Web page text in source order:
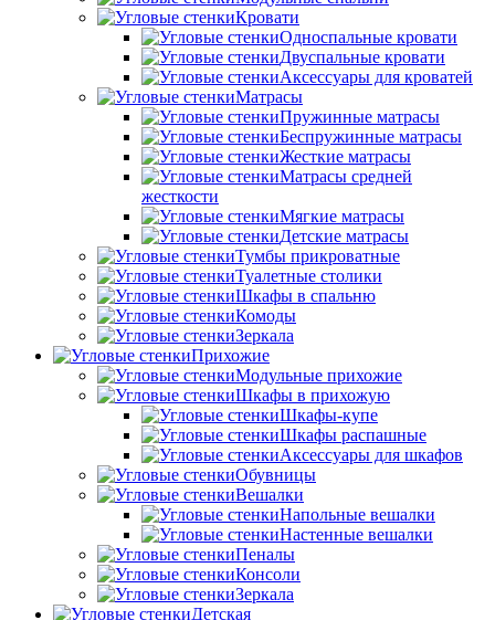
Кровати
Односпальные кровати
Двуспальные кровати
Аксессуары для кроватей
Матрасы
Пружинные матрасы
Беспружинные матрасы
Жесткие матрасы
Матрасы средней
жесткости
Мягкие матрасы
Детские матрасы
Тумбы прикроватные
Туалетные столики
Шкафы в спальню
Комоды
Зеркала
Прихожие
Модульные прихожие
Шкафы в прихожую
Шкафы-купе
Шкафы распашные
Аксессуары для шкафов
Обувницы
Вешалки
Напольные вешалки
Настенные вешалки
Пеналы
Консоли
Зеркала
Детская